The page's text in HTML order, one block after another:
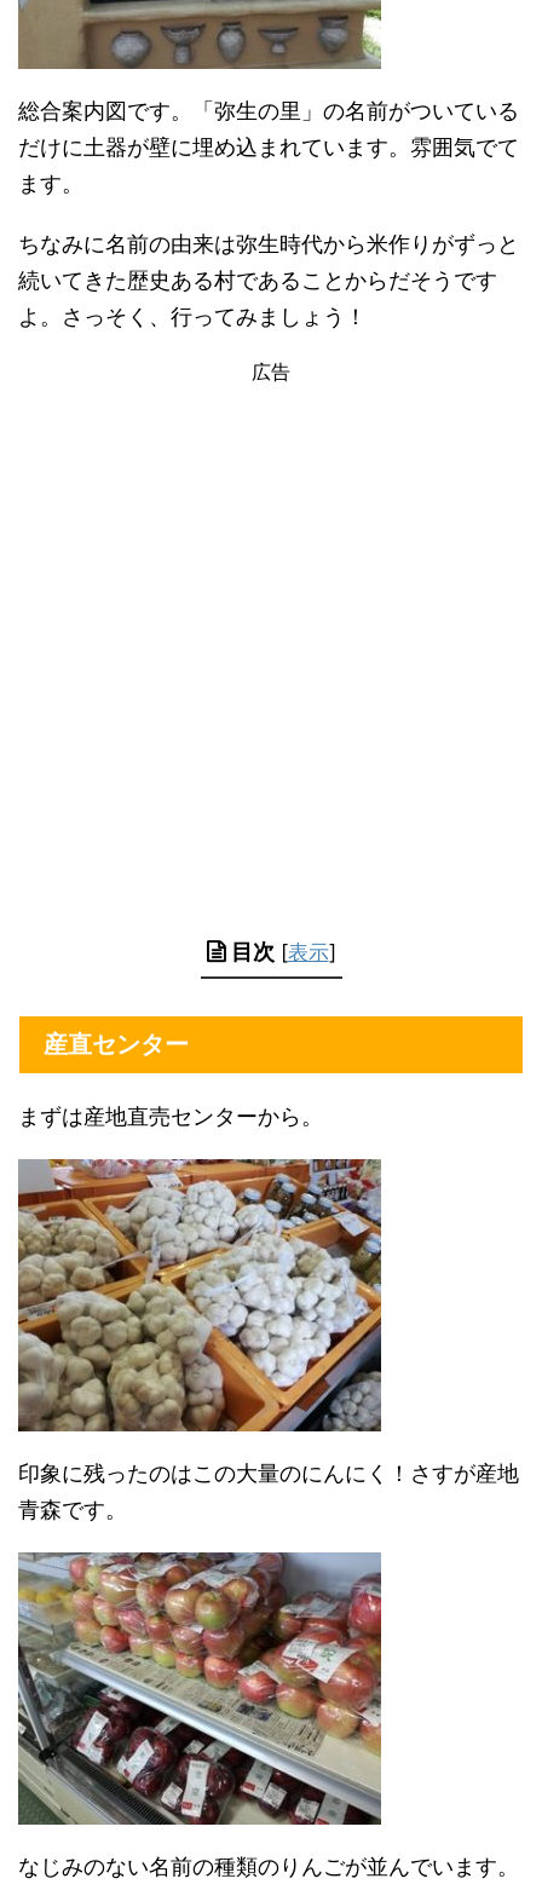
総合案内図です。「弥生の里」の名前がついている
だけに土器が壁に埋め込まれています。雰囲気でて
ます。
ちなみに名前の由来は弥生時代から米作りがずっと
続いてきた歴史ある村であることからだそうです
よ。さっそく、行ってみましょう！
広告
目次 [表示]
産直センター
まずは産地直売センターから。
印象に残ったのはこの大量のにんにく！さすが産地
青森です。
なじみのない名前の種類のりんごが並んでいます。